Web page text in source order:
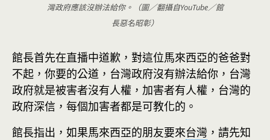
灣政府應該沒辦法給你。（圖／翻攝自YouTube／館
長惡名昭彰）
館長首先在直播中道歉，對這位馬來西亞的爸爸對
不起，你要的公道，台灣政府沒有辦法給你，台灣
政府就是被害者沒有人權，加害者有人權，台灣的
政府深信，每個加害者都是可教化的。
館長指出，如果馬來西亞的朋友要來台灣 ，請先知